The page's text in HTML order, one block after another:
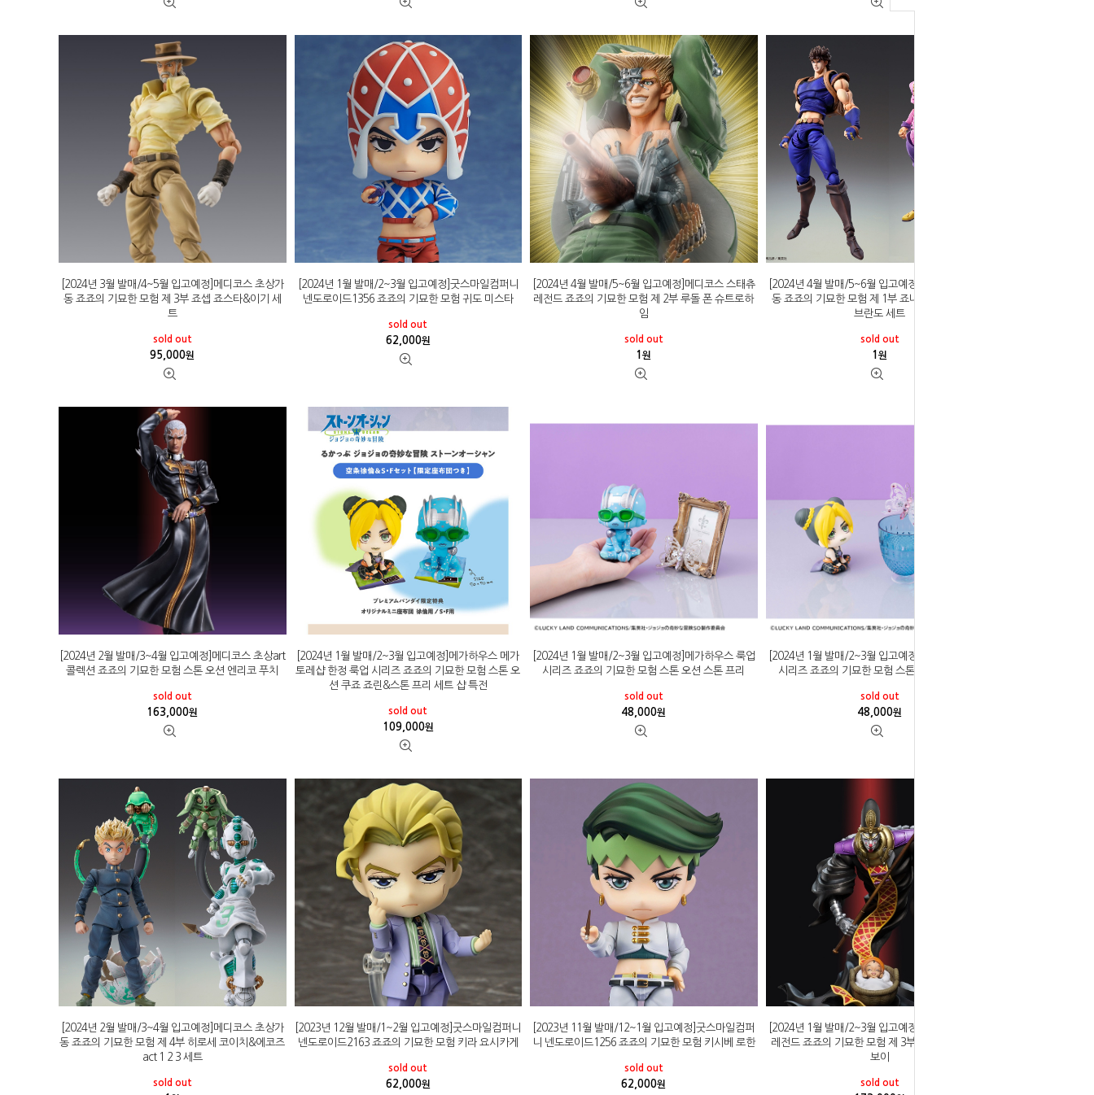
[2024년 3월 발매/4~5월 입고예정]메디코스 초상가
동 죠죠의 기묘한 모험 제 3부 죠셉 죠스타&이기 세
트
sold out
95,000원
[2024년 1월 발매/2~3월 입고예정]굿스마일컴퍼니
넨도로이드1356 죠죠의 기묘한 모험 귀도 미스타
sold out
62,000원
[2024년 4월 발매/5~6월 입고예정]메디코스 스태츄
레전드 죠죠의 기묘한 모험 제 2부 루돌 폰 슈트로하
임
sold out
1원
[2024년 4월 발매/5~6월 입고예정]메디코스 초상가
동 죠죠의 기묘한 모험 제 1부 죠나단 죠스타&디오
브란도 세트
sold out
1원
[2024년 2월 발매/3~4월 입고예정]메디코스 초상art
콜렉션 죠죠의 기묘한 모험 스톤 오션 엔리코 푸치
sold out
163,000원
[2024년 1월 발매/2~3월 입고예정]메가하우스 메가
토레샵 한정 룩업 시리즈 죠죠의 기묘한 모험 스톤 오
션 쿠죠 죠린&스톤 프리 세트 샵 특전
sold out
109,000원
[2024년 1월 발매/2~3월 입고예정]메가하우스 룩업
시리즈 죠죠의 기묘한 모험 스톤 오션 스톤 프리
sold out
48,000원
[2024년 1월 발매/2~3월 입고예정]메가하우스 룩업
시리즈 죠죠의 기묘한 모험 스톤 오션 쿠죠 죠린
sold out
48,000원
[2024년 2월 발매/3~4월 입고예정]메디코스 초상가
동 죠죠의 기묘한 모험 제 4부 히로세 코이치&에코즈
act 1 2 3 세트
sold out
[2023년 12월 발매/1~2월 입고예정]굿스마일컴퍼니
넨도로이드2163 죠죠의 기묘한 모험 키라 요시카게
sold out
62,000원
[2023년 11월 발매/12~1월 입고예정]굿스마일컴퍼
니 넨도로이드1256 죠죠의 기묘한 모험 키시베 로한
sold out
62,000원
[2024년 1월 발매/2~3월 입고예정]메디코스 스태츄
레전드 죠죠의 기묘한 모험 제 3부 데스 13&마니쉬
보이
sold out